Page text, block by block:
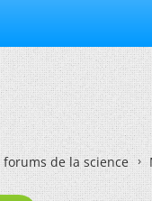
forums de la science